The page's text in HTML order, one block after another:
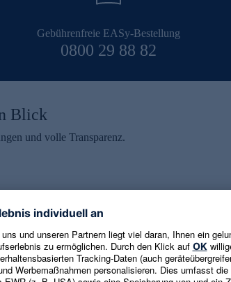
Gebührenfreie EASy-Bestellung
0800 29 88 82
Blick
und volle Transparenz.
Trends,
ist jederzeit in
E-Mail-Adresse eingeben